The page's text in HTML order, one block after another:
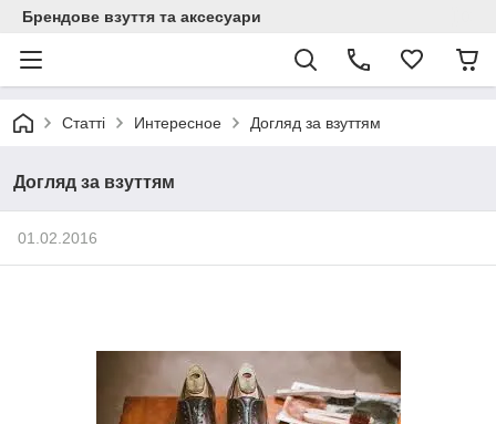
Брендове взуття та аксесуари
Статті Интересное Догляд за взуттям
Догляд за взуттям
01.02.2016